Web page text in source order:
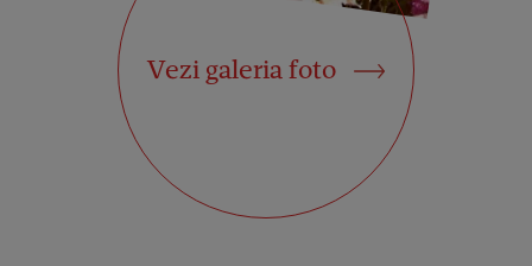
Vezi galeria foto